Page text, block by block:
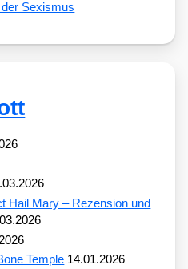
Sexismus
Hail Mary – Rezension und
Temple 14.01.2026